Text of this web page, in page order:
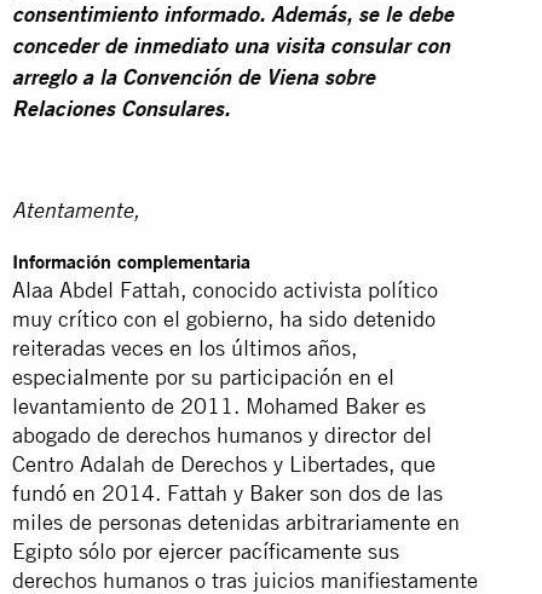
consentimiento informado. Además, se le debe
conceder de inmediato una visita consular con
arreglo a la Convención de Viena sobre
Relaciones Consulares.
Atentamente,
Información complementaria
Alaa Abdel Fattah, conocido activista político
muy crítico con el gobierno, ha sido detenido
reiteradas veces en los últimos años,
especialmente por su participación en el
levantamiento de 2011. Mohamed Baker es
abogado de derechos humanos y director del
Centro Adalah de Derechos y Libertades, que
fundó en 2014. Fattah y Baker son dos de las
miles de personas detenidas arbitrariamente en
Egipto sólo por ejercer pacíficamente sus
derechos humanos o tras juicios manifiestamente